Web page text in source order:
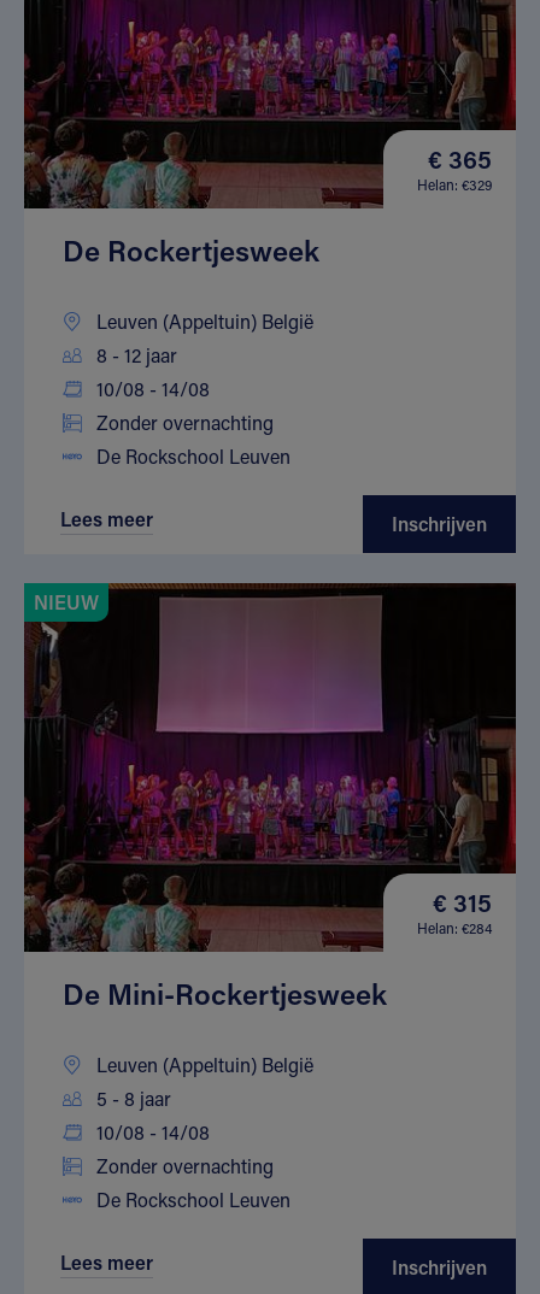
€ 365
Helan: €329
De Rockertjesweek
Leuven (Appeltuin) België
8 - 12 jaar
10/08 - 14/08
Zonder overnachting
De Rockschool Leuven
Lees meer Inschrijven
NIEUW
€ 315
Helan: €284
De Mini-Rockertjesweek
Leuven (Appeltuin) België
5 - 8 jaar
10/08 - 14/08
Zonder overnachting
De Rockschool Leuven
Lees meer Inschrijven